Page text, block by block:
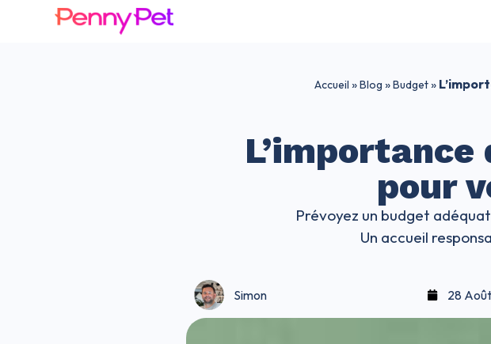
Accueil »Blog »Budget»
pour
Prévoyez un budget
Un accueil
Simon 28